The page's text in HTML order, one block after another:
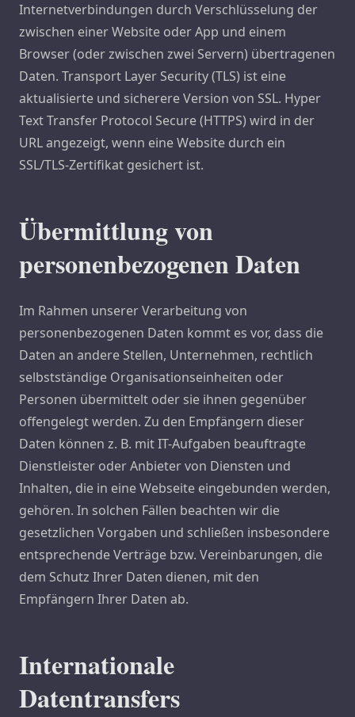
Internetverbindungen durch Verschlüsselung der
zwischen einer Website oder App und einem
Browser (oder zwischen zwei Servern) übertragenen
Daten. Transport Layer Security (TLS) ist eine
aktualisierte und sicherere Version von SSL. Hyper
Text Transfer Protocol Secure (HTTPS) wird in der
URL angezeigt, wenn eine Website durch ein
SSL/TLS-Zertifikat gesichert ist.
Übermittlung von
personenbezogenen Daten
Im Rahmen unserer Verarbeitung von
personenbezogenen Daten kommt es vor, dass die
Daten an andere Stellen, Unternehmen, rechtlich
selbstständige Organisationseinheiten oder
Personen übermittelt oder sie ihnen gegenüber
offengelegt werden. Zu den Empfängern dieser
Daten können z. B. mit IT-Aufgaben beauftragte
Dienstleister oder Anbieter von Diensten und
Inhalten, die in eine Webseite eingebunden werden,
gehören. In solchen Fällen beachten wir die
gesetzlichen Vorgaben und schließen insbesondere
entsprechende Verträge bzw. Vereinbarungen, die
dem Schutz Ihrer Daten dienen, mit den
Empfängern Ihrer Daten ab.
Internationale
Datentransfers